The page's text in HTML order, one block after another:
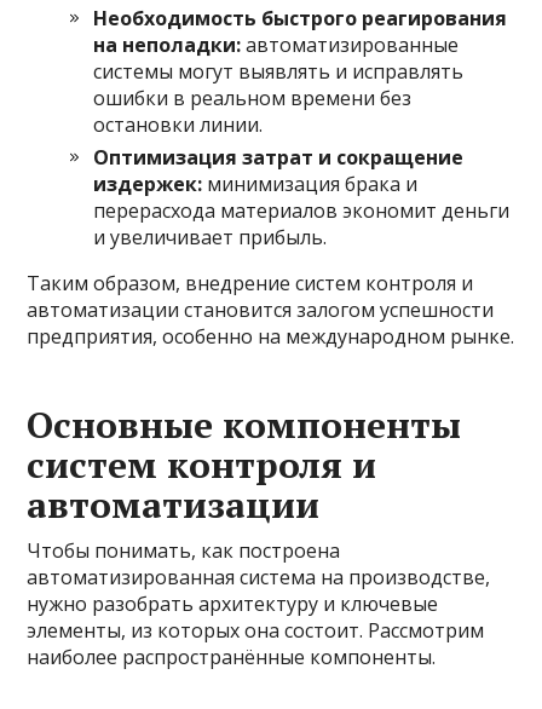
Необходимость быстрого реагирования
на неполадки:автоматизированные
системы могут выявлять и исправлять
ошибки в реальном времени без
остановки линии.
Оптимизация затрат и сокращение
издержек: минимизация брака и
перерасхода материалов экономит деньги
и увеличивает прибыль.
Таким образом, внедрение систем контроля и
автоматизации становится залогом успешности
предприятия, особенно на международном рынке.
Основные компоненты
систем контроля и
автоматизации
Чтобы понимать, как построена
автоматизированная система на производстве,
нужно разобрать архитектуру и ключевые
элементы, из которых она состоит. Рассмотрим
наиболее распространённые компоненты.